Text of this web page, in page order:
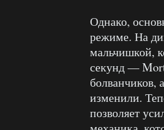
Однако,
режиме. На
мальчишкой,
секунд —
болванчиков,
изменили.
позволяет